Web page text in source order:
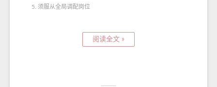
须服从全局调配岗位
阅读全文 »